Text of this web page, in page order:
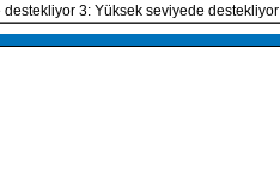
3: Yüksek seviyede destekliyor